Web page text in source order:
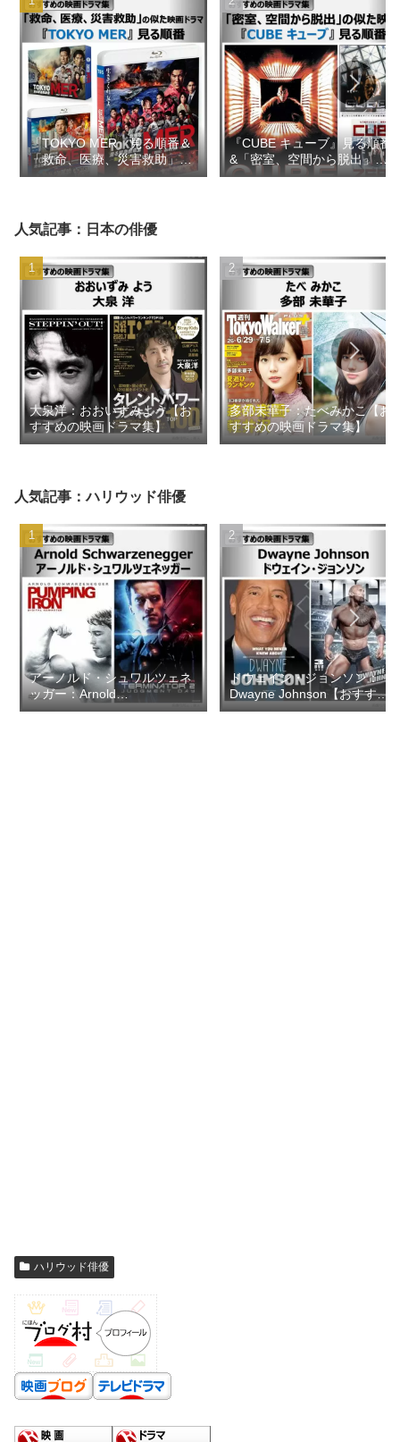
『TOKYO MER』見る順番＆
「救命、医療、災害救助」の
似た映画ドラマ【おすすめの
『CUBE キューブ』見る順番
&「密室、空間から脱出」の
似た映画【おすすめの映画ド
人気記事：日本の俳優
大泉洋：おおいずみよう【お
すすめの映画ドラマ集】
多部未華子：たべみかこ【お
すすめの映画ドラマ集】
人気記事：ハリウッド俳優
アーノルド・シュワルツェネ
ッガー：Arnold
Schwarzenegger【おすすめ
ドウェイン・ジョンソン：
Dwayne Johnson【おすすめ
の映画ドラマ集】
ハリウッド俳優